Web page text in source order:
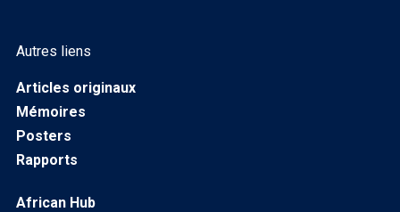
Autres liens
Articles originaux
Mémoires
Posters
Rapports
African Hub